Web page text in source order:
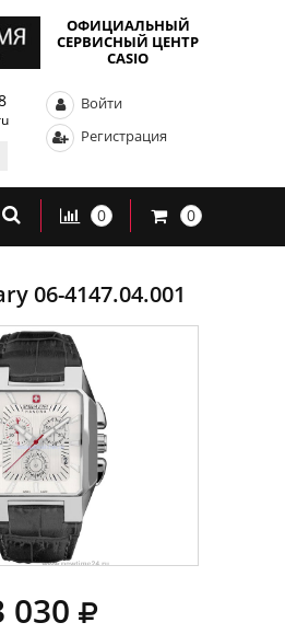
ОФИЦИАЛЬНЫЙ
СЕРВИСНЫЙ ЦЕНТР
CASIO
Войти
Регистрация
0 0
06-4147.04.001
030